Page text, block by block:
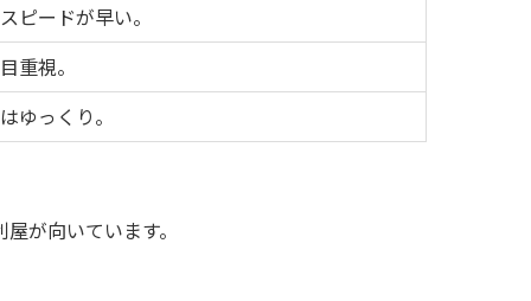
ピードが早い。
重視。
ゆっくり。
が向いています。